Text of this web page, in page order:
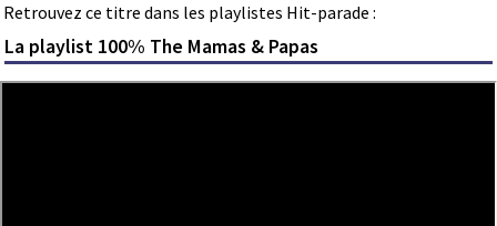
Retrouvez ce titre dans les playlistes Hit-parade :
La playlist 100% The Mamas & Papas